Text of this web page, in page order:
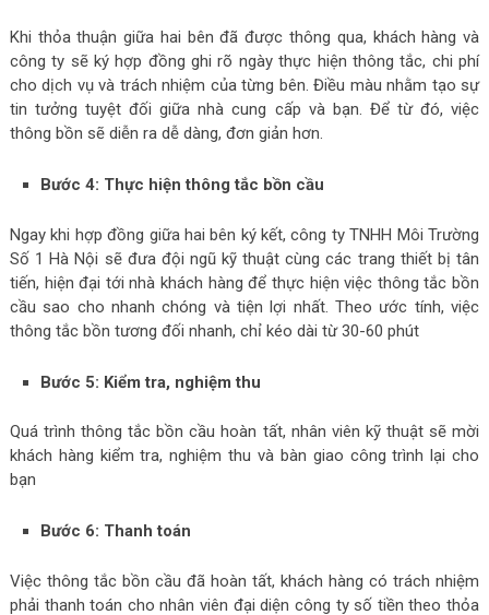
Khi thỏa thuận giữa hai bên đã được thông qua, khách hàng và
công ty sẽ ký hợp đồng ghi rõ ngày thực hiện thông tắc, chi phí
cho dịch vụ và trách nhiệm của từng bên. Điều màu nhằm tạo sự
tin tưởng tuyệt đối giữa nhà cung cấp và bạn. Để từ đó, việc
thông bồn sẽ diễn ra dễ dàng, đơn giản hơn.
Bước 4: Thực hiện thông tắc bồn cầu
Ngay khi hợp đồng giữa hai bên ký kết, công ty TNHH Môi Trường
Số 1 Hà Nội sẽ đưa đội ngũ kỹ thuật cùng các trang thiết bị tân
tiến, hiện đại tới nhà khách hàng để thực hiện việc thông tắc bồn
cầu sao cho nhanh chóng và tiện lợi nhất. Theo ước tính, việc
thông tắc bồn tương đối nhanh, chỉ kéo dài từ 30-60 phút
Bước 5: Kiểm tra, nghiệm thu
Quá trình thông tắc bồn cầu hoàn tất, nhân viên kỹ thuật sẽ mời
khách hàng kiểm tra, nghiệm thu và bàn giao công trình lại cho
bạn
Bước 6: Thanh toán
Việc thông tắc bồn cầu đã hoàn tất, khách hàng có trách nhiệm
phải thanh toán cho nhân viên đại diện công ty số tiền theo thỏa